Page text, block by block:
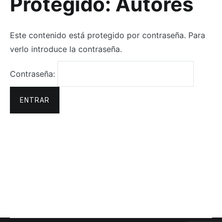
Este contenido está protegido por contraseña. Para
verlo introduce la contraseña.
Contraseña: